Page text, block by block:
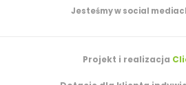
Jesteśmy w social
Projekt i realizacja